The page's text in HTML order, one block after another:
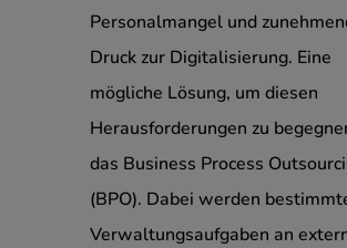
Personalmangel und
Druck zur Digitalisierung. Eine
mögliche Lösung, um diesen
Herausforderungen zu
das Business Process
(BPO). Dabei werden
Verwaltungsaufgaben an